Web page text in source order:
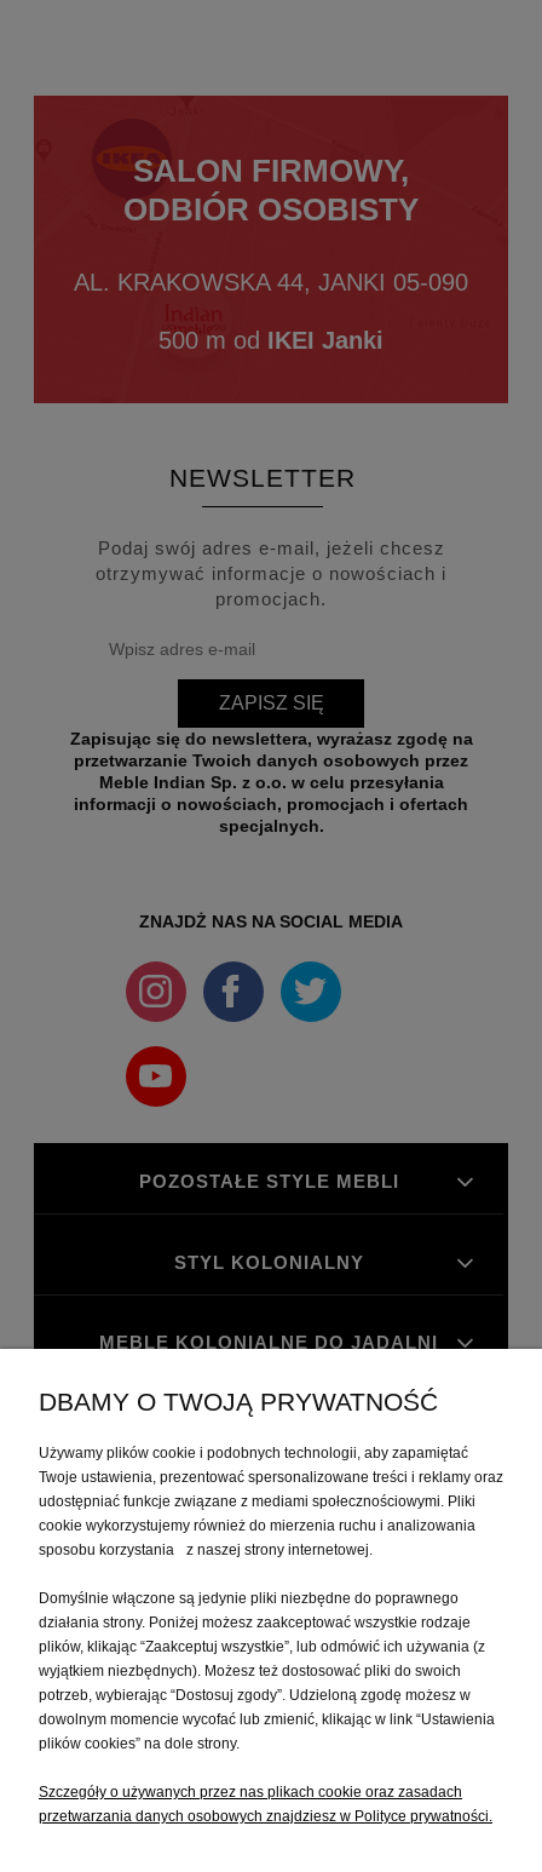
SALON FIRMOWY,
ODBIÓR OSOBISTY
AL. KRAKOWSKA 44, JANKI 05-090
500 m od IKEI Janki
NEWSLETTER
Podaj swój adres e-mail, jeżeli chcesz
otrzymywać informacje o nowościach i
promocjach.
ZAPISZ SIĘ
Zapisując się do newslettera, wyrażasz zgodę na
przetwarzanie Twoich danych osobowych przez
Meble Indian Sp. z o.o. w celu przesyłania
informacji o nowościach, promocjach i ofertach
specjalnych.
ZNAJDŻ NAS NA SOCIAL MEDIA
POZOSTAŁE STYLE MEBLI
STYL KOLONIALNY
MEBLE KOLONIALNE DO JADALNI
MEBLE KOLONIALNE DO GABINETU
MOJE KONTO
INFORMACJE
O NAS
DBAMY O TWOJĄ PRYWATNOŚĆ
Używamy plików cookie i podobnych technologii, aby zapamiętać
Twoje ustawienia, prezentować spersonalizowane treści i reklamy oraz
udostępniać funkcje związane z mediami społecznościowymi. Pliki
cookie wykorzystujemy również do mierzenia ruchu i analizowania
sposobu korzystania z naszej strony internetowej.
Domyślnie włączone są jedynie pliki niezbędne do poprawnego
działania strony. Poniżej możesz zaakceptować wszystkie rodzaje
plików, klikając “Zaakceptuj wszystkie”, lub odmówić ich używania (z
wyjątkiem niezbędnych). Możesz też dostosować pliki do swoich
potrzeb, wybierając “Dostosuj zgody”. Udzieloną zgodę możesz w
dowolnym momencie wycofać lub zmienić, klikając w link “Ustawienia
plików cookies” na dole strony.
Szczegóły o używanych przez nas plikach cookie oraz zasadach
przetwarzania danych osobowych znajdziesz w Polityce prywatności.